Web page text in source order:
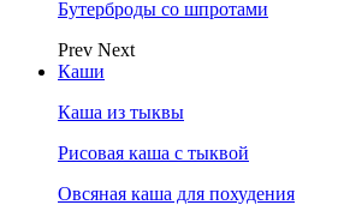
Бутерброды со шпротами
Prev Next
Каши
Каша из тыквы
Рисовая каша с тыквой
Овсяная каша для похудения